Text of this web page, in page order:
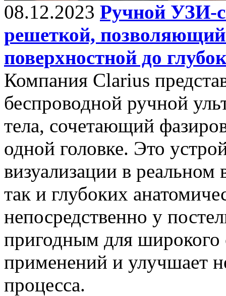
08.12.2023 Ручной УЗИ-
решеткой, позволяющий
поверхностной до
Компания Clarius
беспроводной ручной
тела, сочетающий
одной головке. Это
визуализации в
так и глубоких
непосредственно у
пригодным для широкого
применений и улучшает
процесса.